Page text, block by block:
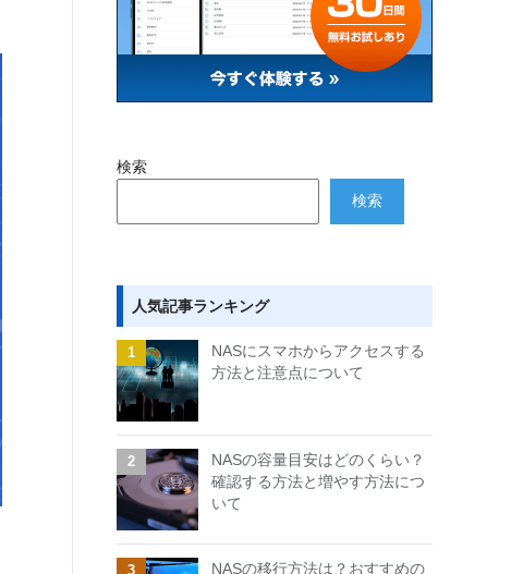
検索
検索
人気記事ランキング
NASにスマホからアクセスする
方法と注意点について
NASの容量目安はどのくらい？
確認する方法と増やす方法につ
いて
NASの移行方法は？おすすめの